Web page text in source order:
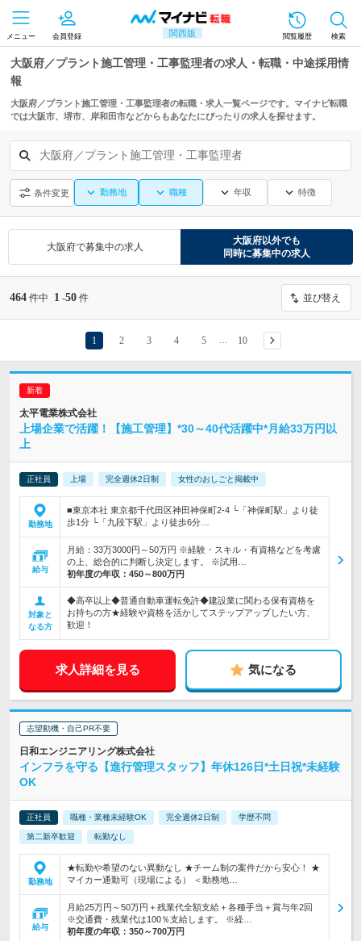
関西版
メニュー 会員登録 閲覧履歴 検索
大阪府／プラント施工管理・工事監理者の求人・転職・中途採用情
報
大阪府／プラント施工管理・工事監理者の転職・求人一覧ページです。マイナビ転職
では大阪市、堺市、岸和田市などからもあなたにぴったりの求人を探せます。
大阪府／プラント施工管理・工事監理者
条件変更 勤務地 職種 年収 特徴
大阪府で募集中の求人
大阪府以外でも
同時に募集中の求人
464 件中 1 -50 件 並び替え
1 2 3 4 5 10
太平電業株式会社
上場企業で活躍！【施工管理】*30～40代活躍中*月給33万円以
上
正社員 上場 完全週休2日制 女性のおしごと掲載中
勤務地
■東京本社 東京都千代田区神田神保町2-4 └「神保町駅」より徒
歩1分 └「九段下駅」より徒歩6分…
給与
月給：33万3000円～50万円 ※経験・スキル・有資格などを考慮
の上、総合的に判断し決定します。 ※試用…
初年度の年収： 450～800万円
対象と
なる方
◆高卒以上◆普通自動車運転免許◆建設業に関わる保有資格を
お持ちの方★経験や資格を活かしてステップアップしたい方、
歓迎！
求人詳細を見る 気になる
志望動機・自己PR不要
日和エンジニアリング株式会社
インフラを守る【進行管理スタッフ】年休126日*土日祝*未経験
OK
正社員 職種・業種未経験OK 完全週休2日制 学歴不問
第二新卒歓迎 転勤なし
勤務地
★転勤や希望のない異動なし ★チーム制の案件だから安心！ ★
マイカー通勤可（現場による） ＜勤務地…
給与
月給25万円～50万円＋残業代全額支給＋各種手当＋賞与年2回
※交通費・残業代は100％支給します。 ※経…
初年度の年収： 350～700万円